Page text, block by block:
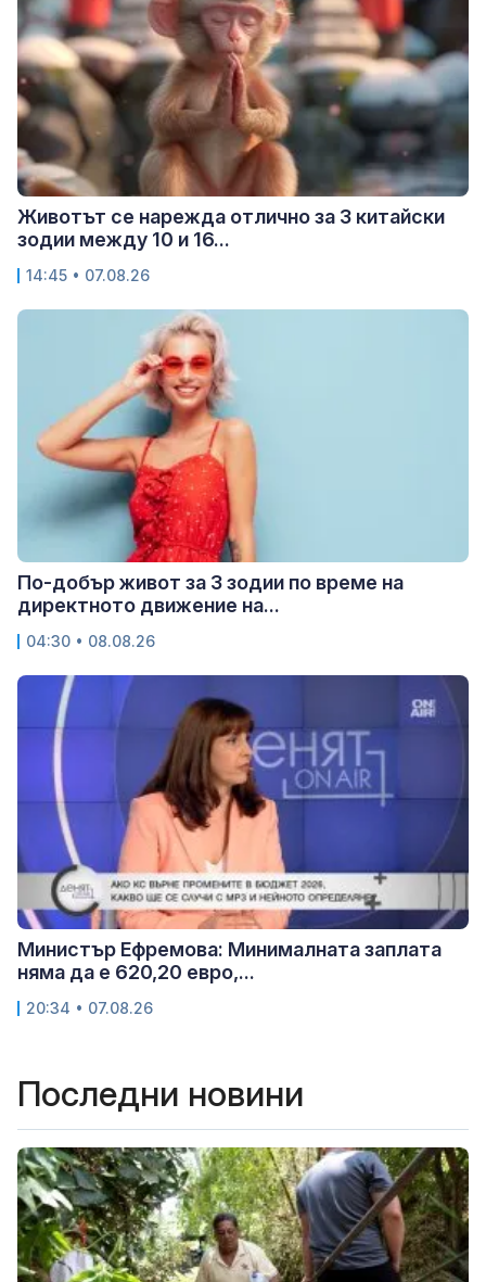
Животът се нарежда отлично за 3 китайски
зодии между 10 и 16...
14:45 • 07.08.26
По-добър живот за 3 зодии по време на
директното движение на...
04:30 • 08.08.26
Министър Ефремова: Минималната заплата
няма да е 620,20 евро,...
20:34 • 07.08.26
Последни новини